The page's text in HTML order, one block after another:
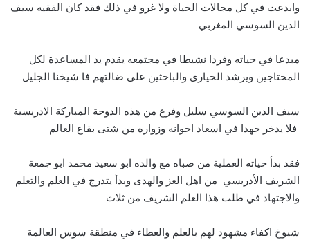
وابدعت في كل مجالات الحياة ولا غرو في ذلك فقد كان الفقيه سيف
الدين السوسي المغربي
مبدعا في حياته وفردا نشيطا في مجتمعه يقدم يد المساعدة لكل
المحتاجين ويرشد الحيارى والباحثين على ضالتهم فا شيخنا الجليل
سيف الدين السوسي سليل وفرع من هذه الدوحة المباركة الادريسية
فلا يدخر جهدا في اسعاد اخوانه وزواره من شتى بقاع العالم
فقد بدأ حياته العملية من صباه مع والده ابو سعيد محمد ابو جمعة
الشريف الأدريسي من اهل العز والهدى وبدأ يتدرج في العلم والتعلم
والاجتهاد في طلب هذا العلم الشريف من ثلاث
شيوخ اكفاء مشهود لهم بالعلم والعطاء في منطقة سوس العالمة